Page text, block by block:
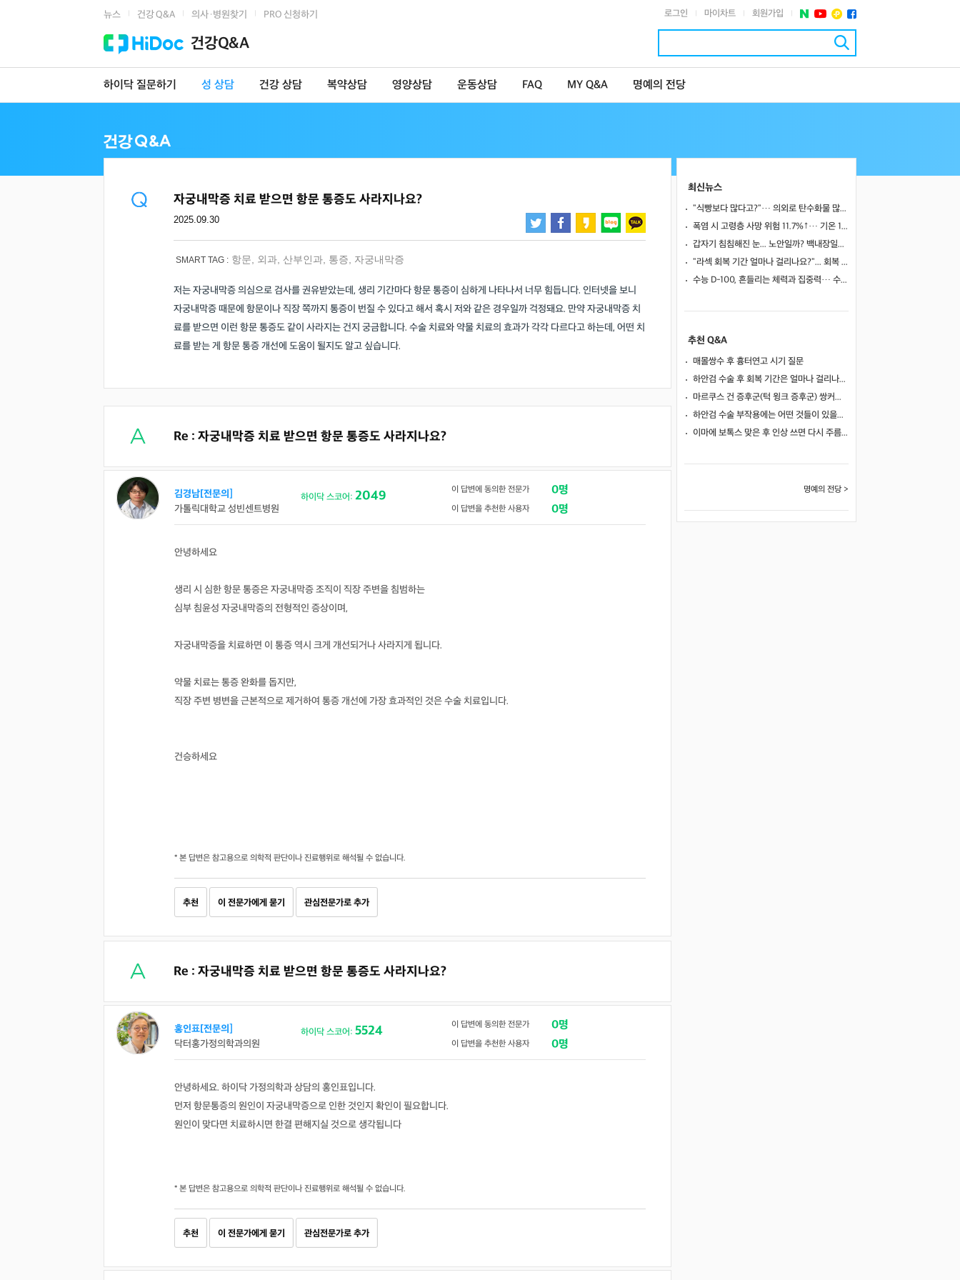
뉴스 건강 Q&A 의사·병원찾기 PRO 신청하기 로그인 마이차트 회원가입
건강Q&A
하이닥 질문하기 성 상담 건강 상담 복약상담 영양상담 운동상담 FAQ MY Q&A 명예의 전당
자궁내막증 치료 받으면 항문 통증도 사라지나요?
2025.09.30
SMART TAG : 항문 외과 산부인과 통증 자궁내막증
저는 자궁내막증 의심으로 검사를 권유받았는데, 생리 기간마다 항문 통증이 심하게 나타나서 너무 힘듭니다. 인터넷을 보니
자궁내막증 때문에 항문이나 직장 쪽까지 통증이 번질 수 있다고 해서 혹시 저와 같은 경우일까 걱정돼요. 만약 자궁내막증 치
료를 받으면 이런 항문 통증도 같이 사라지는 건지 궁금합니다. 수술 치료와 약물 치료의 효과가 각각 다르다고 하는데, 어떤 치
료를 받는 게 항문 통증 개선에 도움이 될지도 알고 싶습니다.
Re : 자궁내막증 치료 받으면 항문 통증도 사라지나요?
김경남[전문의]
가톨릭대학교 성빈센트병원
하이닥 스코어: 2049 이 답변에 동의한 전문가 0명
이 답변을 추천한 사용자 0명
안녕하세요
생리 시 심한 항문 통증은 자궁내막증 조직이 직장 주변을 침범하는
심부 침윤성 자궁내막증의 전형적인 증상이며,
자궁내막증을 치료하면 이 통증 역시 크게 개선되거나 사라지게 됩니다.
약물 치료는 통증 완화를 돕지만,
직장 주변 병변을 근본적으로 제거하여 통증 개선에 가장 효과적인 것은 수술 치료입니다.
건승하세요
* 본 답변은 참고용으로 의학적 판단이나 진료행위로 해석될 수 없습니다.
추천 이 전문가에게 묻기 관심전문가로 추가
Re : 자궁내막증 치료 받으면 항문 통증도 사라지나요?
홍인표[전문의]
닥터홍가정의학과의원
하이닥 스코어: 5524 이 답변에 동의한 전문가 0명
이 답변을 추천한 사용자 0명
안녕하세요. 하이닥 가정의학과 상담의 홍인표입니다.
먼저 항문통증의 원인이 자궁내막증으로 인한 것인지 확인이 필요합니다.
원인이 맞다면 치료하시면 한결 편해지실 것으로 생각됩니다
* 본 답변은 참고용으로 의학적 판단이나 진료행위로 해석될 수 없습니다.
추천 이 전문가에게 묻기 관심전문가로 추가
최신뉴스
"식빵보다 많다고?"… 의외로 탄수화물 많은 식품 4
폭염 시 고령층 사망 위험 11.7%↑… 기온 1도 오를 때마다 위험 높아져
갑자기 침침해진 눈... 노안일까? 백내장일까?
"라섹 회복 기간 얼마나 걸리나요?"... 회복 과정과 일상 복귀 시점
수능 D-100, 흔들리는 체력과 집중력… 수험생 영양 관리 어떻게 할까
추천 Q&A
매몰쌍수 후 흉터연고 시기 질문
하안검 수술 후 회복 기간은 얼마나 걸리나요?
마르쿠스 건 증후군(턱 윙크 증후군) 쌍커풀 수술 가능 여부
하안검 수술 부작용에는 어떤 것들이 있을까요?
이마에 보톡스 맞은 후 인상 쓰면 다시 주름이 생길까요?
명예의 전당 >